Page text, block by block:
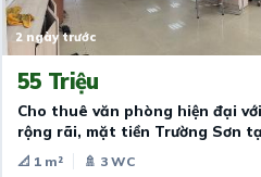
2 ngày trước
55 Triệu
Cho thuê văn phòng hiện đại
rộng rãi, mặt tiền Trường Sơn
tâm Tân Bình
📐 1 m²
🚿 3 WC